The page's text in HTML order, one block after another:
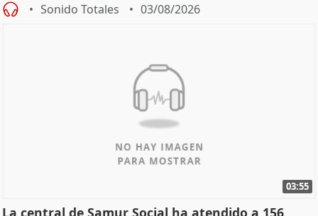
Sonido Totales 03/08/2026
03:55